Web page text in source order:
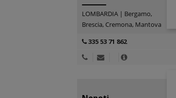
LOMBARDIA | Bergamo,
Brescia, Cremona, Mantova
335 53 71 862